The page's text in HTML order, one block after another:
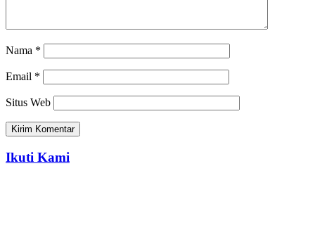
Nama *
Email *
Situs Web
Ikuti Kami